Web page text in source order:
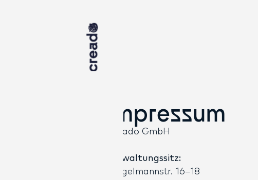
Impressum
Creado GmbH
Verwaltungssitz:
Brügelmannstr. 16–18